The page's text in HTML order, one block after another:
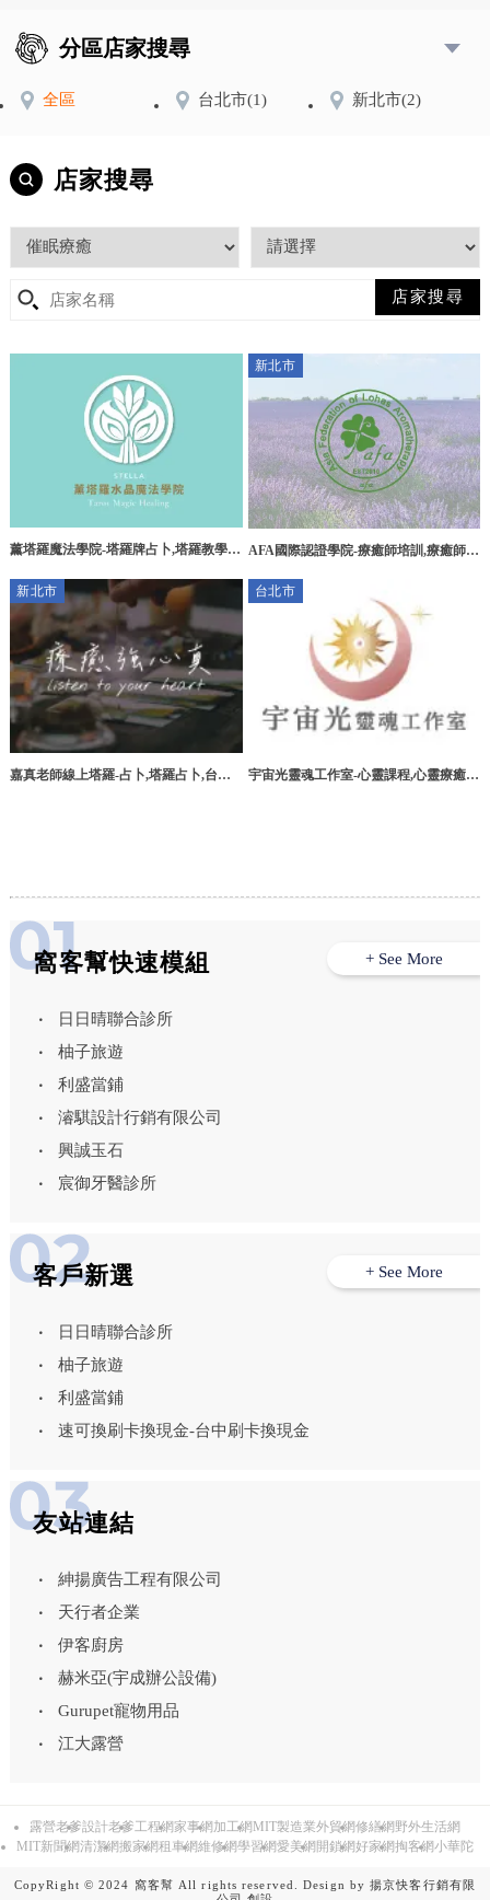
分區店家搜尋
全區 台北市(1) 新北市(2)
店家搜尋
薰塔羅魔法學院-塔羅牌占卜,塔羅教學,
新北市
AFA國際認證學院-療癒師培訓,療癒師培
訓,
新北市
嘉真老師線上塔羅-占卜,塔羅占卜,台北
台北市
宇宙光靈魂工作室-心靈課程,心靈療癒,
窩客幫快速模組
日日晴聯合診所
柚子旅遊
利盛當鋪
濬騏設計行銷有限公司
興誠玉石
宸御牙醫診所
+ See More
客戶新選
日日晴聯合診所
柚子旅遊
利盛當鋪
速可換刷卡換現金-台中刷卡換現金
+ See More
友站連結
紳揚廣告工程有限公司
天行者企業
伊客廚房
赫米亞(宇成辦公設備)
Gurupet寵物用品
江大露營
露營老爹設計老爹工程網家事網 加工網 MIT製造業外貿網修繕網 野外生活網
MIT新聞網清潔網搬家網租車網維修網學習網愛美網 開鎖網好家網掏客網小華陀
CopyRight © 2024 窩客幫 All rights reserved. Design by揚京快客行銷有限